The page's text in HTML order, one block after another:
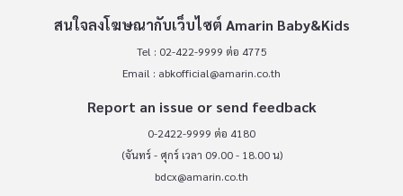
สนใจลงโฆษณากับเว็บไซต์ Amarin Baby&Kids
Tel : 02-422-9999 ต่อ 4775
Email : abkofficial@amarin.co.th
Report an issue or send feedback
0-2422-9999 ต่อ 4180
(จันทร์ - ศุกร์ เวลา 09.00 - 18.00 น)
bdcx@amarin.co.th